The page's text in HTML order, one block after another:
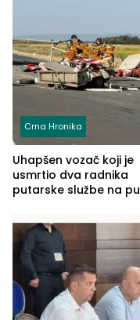
Crna Hronika
Uhapšen vozač koji je
usmrtio dva radnika
putarske službe na
(FOTO)